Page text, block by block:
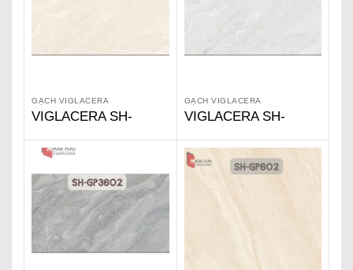
GẠCH VIGLACERA
VIGLACERA SH-
GẠCH VIGLACERA
VIGLACERA SH-